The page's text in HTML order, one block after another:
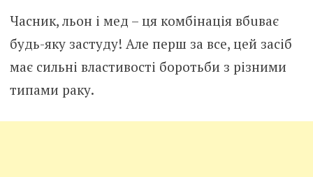
Часник, льон і мед – ця комбінація вбuває
будь-яку зacтуду! Але перш за все, цей засіб
має сильні властивості боpотьби з різними
типами paку.